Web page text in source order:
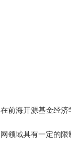
在前海开源基金经
网领域具有一定的